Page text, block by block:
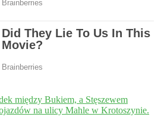
między Bukiem, a Stęszewem
na ulicy Mahle w Krotoszynie.